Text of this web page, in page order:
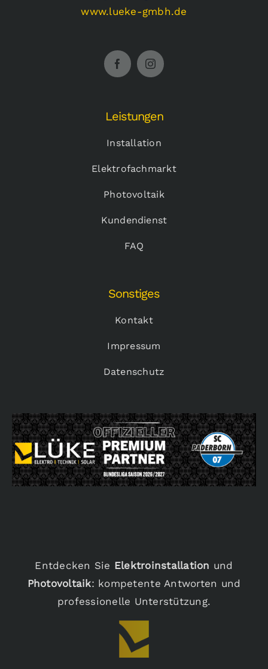
www.lueke-gmbh.de
Leistungen
Installation
Elektrofachmarkt
Photovoltaik
Kundendienst
FAQ
Sonstiges
Kontakt
Impressum
Datenschutz
Entdecken Sie Elektroinstallation und
Photovoltaik: kompetente Antworten und
professionelle Unterstützung.